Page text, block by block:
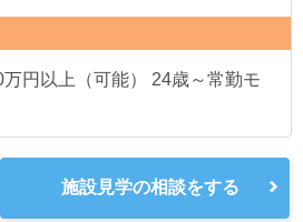
万円以上（可能） 24歳～常勤モ
施設見学の相談をする